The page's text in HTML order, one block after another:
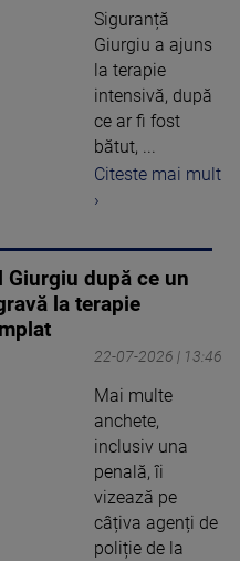
Siguranță
Giurgiu a ajuns
la terapie
intensivă, după
ce ar fi fost
bătut, ...
Citeste mai mult
›
după ce un
la terapie
22-07-2026 | 13:46
Mai multe
anchete,
inclusiv una
penală, îi
vizează pe
câțiva agenți de
poliție de la